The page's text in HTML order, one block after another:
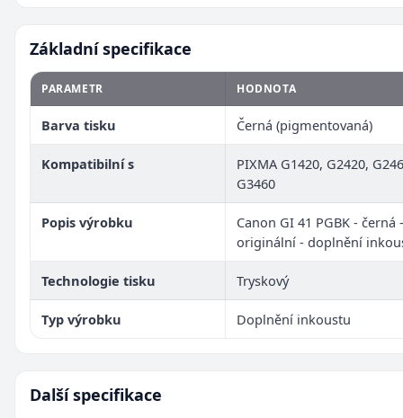
Základní specifikace
PARAMETR HODNOTA
Barva tisku Černá (pigmentovaná)
Kompatibilní s
PIXMA G1420, G2420,
G3460
Popis výrobku
Canon GI 41 PGBK - černá -
originální - doplnění
Technologie tisku Tryskový
Typ výrobku Doplnění inkoustu
Další specifikace